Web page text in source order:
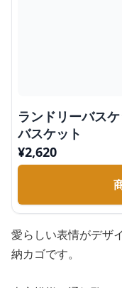
ランドリーバス
バスケット
¥2,620
愛らしい表情がデザ
納カゴです。